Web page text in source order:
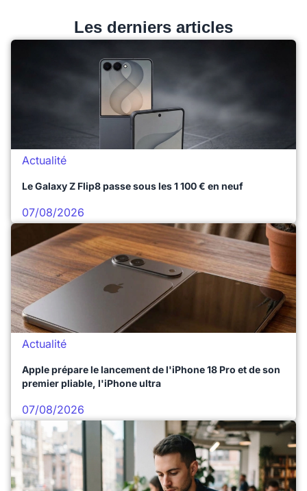
Les derniers articles
Actualité
Le Galaxy Z Flip8 passe sous les 1 100 € en neuf
07/08/2026
Actualité
Apple prépare le lancement de l'iPhone 18 Pro et de son
premier pliable, l'iPhone ultra
07/08/2026